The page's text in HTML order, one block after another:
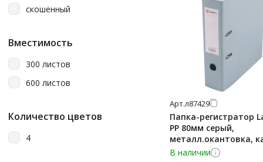
скошенный
Вместимость
300 листов
600 листов
Количество цветов
4
Арт.л87429
Папка-регистратор
PP 80мм серый,
металл.окантовка,
В наличии